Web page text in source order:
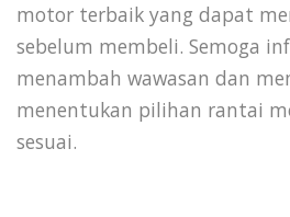
motor terbaik yang dapat
sebelum membeli. Semoga
menambah wawasan dan
menentukan pilihan rantai
sesuai.